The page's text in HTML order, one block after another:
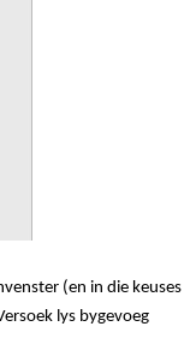
(en in die keuses
lys bygevoeg